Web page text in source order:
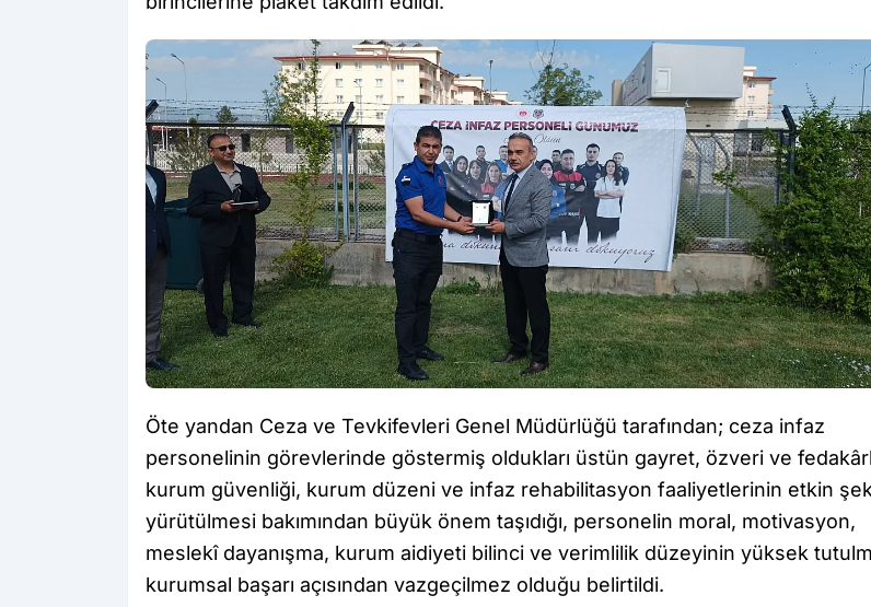
Öte yandan Ceza ve Tevkifevleri Genel Müdürlüğü tarafından; ceza infaz
personelinin görevlerinde göstermiş oldukları üstün gayret, özveri ve
kurum güvenliği, kurum düzeni ve infaz rehabilitasyon faaliyetlerinin etkin
yürütülmesi bakımından büyük önem taşıdığı, personelin moral, motivasyon,
meslekî dayanışma, kurum aidiyeti bilinci ve verimlilik düzeyinin yüksek
kurumsal başarı açısından vazgeçilmez olduğu belirtildi.